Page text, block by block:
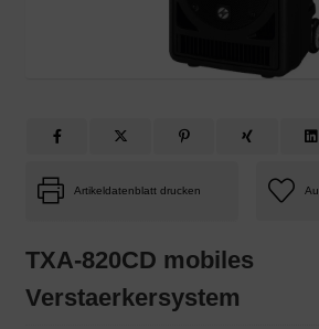
Artikeldatenblatt drucken
TXA-820CD mobiles
Verstaerkersystem